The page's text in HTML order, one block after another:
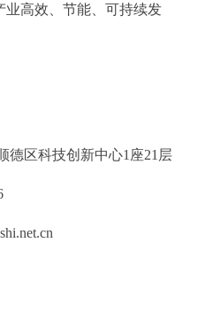
业高效、节能、可持续发
德区科技创新中心1座21层